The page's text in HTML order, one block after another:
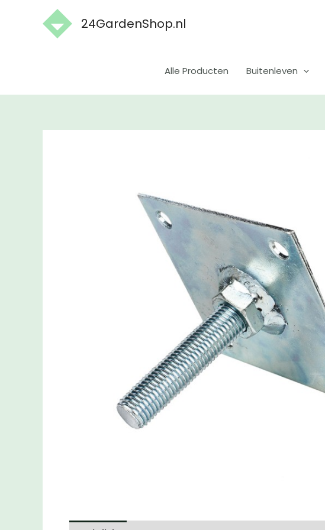
24GardenShop.nl
Alle Producten Buitenleven